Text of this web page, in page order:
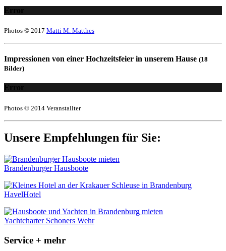
Error
Photos © 2017 Matti M. Matthes
Impressionen von einer Hochzeitsfeier in unserem Hause (18
Bilder)
Error
Photos © 2014 Veranstallter
Unsere Empfehlungen für Sie:
Brandenburger Hausboote
HavelHotel
Yachtcharter Schoners Wehr
Service + mehr